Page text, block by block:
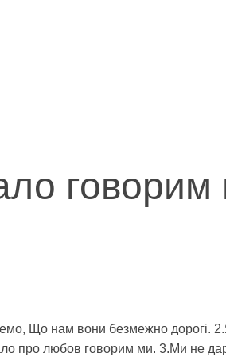
Що нам вони безмежно дорогі.
про любов говорим ми. 3.Ми не